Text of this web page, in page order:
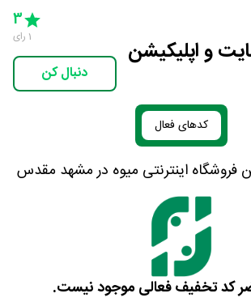
و اپلیکیشن
5 Stars
3
1 رای
دنبال کن
کدهای فعال
فروشگاه اینترنتی میوه در مشهد مقدس
کد تخفیف فعالی موجود نیست.